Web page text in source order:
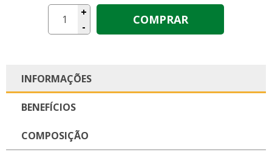
+
-
COMPRAR
INFORMAÇÕES
BENEFÍCIOS
COMPOSIÇÃO